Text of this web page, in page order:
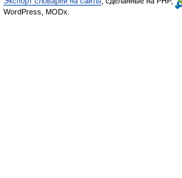
WordPress, MODx.